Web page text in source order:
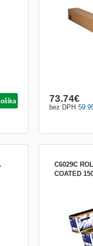
536. Silný
Heavyweight
vhodný na
jakými jsou
bez DPH
73.74€
s
a
C6029C
COATED
30,5 m, 130 g/
536. Silný
Heavyweight
vhodný na
jakými jsou